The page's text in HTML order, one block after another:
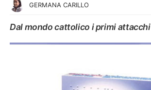
GERMANA CARILLO
Dal mondo cattolico i primi attacchi